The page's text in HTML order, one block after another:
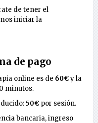
de tener el
iniciar la
de pago
online es de 60€y la
minutos.
50€ por sesión.
bancaria, ingreso